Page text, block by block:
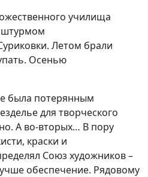
училища
штурмом
. Летом брали
Осенью
была потерянным
для творческого
А во-вторых… В пору
краски и
Союз художников–
обеспечение. Рядовому